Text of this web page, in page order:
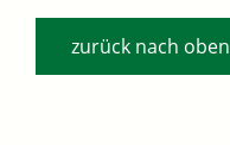
zurück nach oben